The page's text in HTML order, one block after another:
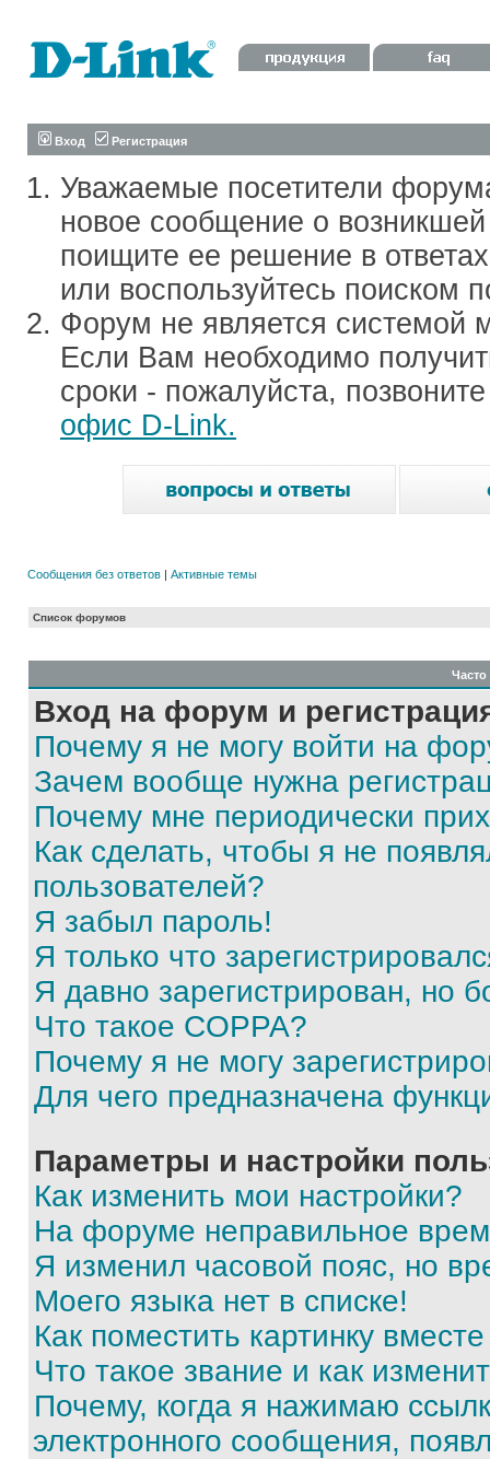
Вход Регистрация
Уважаемые посетители
новое сообщение о
поищите ее решение в
или воспользуйтесь поиском
Форум не является системой
Если Вам необходимо
сроки - пожалуйста,
офис D-Link.
Сообщения без ответов | Активные темы
Список форумов
Вход на форум и
Почему я не могу войти на
Зачем вообще нужна
Почему мне периодически
Как сделать, чтобы я не
пользователей?
Я забыл пароль!
Я только что
Я давно зарегистрирован, но
Что такое COPPA?
Почему я не могу
Для чего предназначена
Параметры и настройки
Как изменить мои настройки?
На форуме неправильное
Я изменил часовой пояс, но
Моего языка нет в списке!
Как поместить картинку
Что такое звание и как
Почему, когда я нажимаю
электронного сообщения,